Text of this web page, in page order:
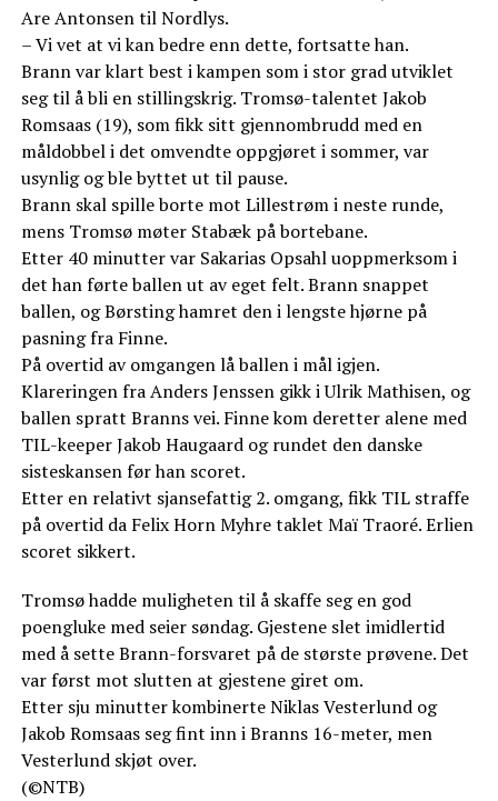
Are Antonsen til Nordlys.
– Vi vet at vi kan bedre enn dette, fortsatte han.
Brann var klart best i kampen som i stor grad utviklet
seg til å bli en stillingskrig. Tromsø-talentet Jakob
Romsaas (19), som fikk sitt gjennombrudd med en
måldobbel i det omvendte oppgjøret i sommer, var
usynlig og ble byttet ut til pause.
Brann skal spille borte mot Lillestrøm i neste runde,
mens Tromsø møter Stabæk på bortebane.
Etter 40 minutter var Sakarias Opsahl uoppmerksom i
det han førte ballen ut av eget felt. Brann snappet
ballen, og Børsting hamret den i lengste hjørne på
pasning fra Finne.
På overtid av omgangen lå ballen i mål igjen.
Klareringen fra Anders Jenssen gikk i Ulrik Mathisen, og
ballen spratt Branns vei. Finne kom deretter alene med
TIL-keeper Jakob Haugaard og rundet den danske
sisteskansen før han scoret.
Etter en relativt sjansefattig 2. omgang, fikk TIL straffe
på overtid da Felix Horn Myhre taklet Maï Traoré. Erlien
scoret sikkert.
Tromsø hadde muligheten til å skaffe seg en god
poengluke med seier søndag. Gjestene slet imidlertid
med å sette Brann-forsvaret på de største prøvene. Det
var først mot slutten at gjestene giret om.
Etter sju minutter kombinerte Niklas Vesterlund og
Jakob Romsaas seg fint inn i Branns 16-meter, men
Vesterlund skjøt over.
(©NTB)